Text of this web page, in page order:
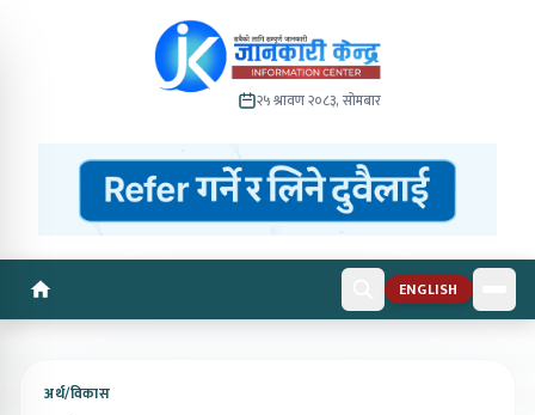
२५ श्रावण २०८३, सोमबार
ENGLISH
अर्थ/विकास